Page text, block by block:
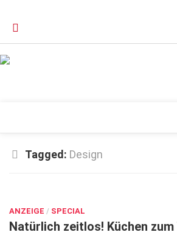
Orthopädie
Tagged: Design
ANZEIGE / SPECIAL
Natürlich zeitlos! Küchen